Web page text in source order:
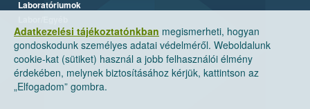
Adatkezelési tájékoztatónkban megismerheti, hogyan
gondoskodunk személyes adatai védelméről. Weboldalunk
cookie-kat (sütiket) használ a jobb felhasználói élmény
érdekében, melynek biztosításához kérjük, kattintson az
„Elfogadom” gombra.
Laboratóriumok